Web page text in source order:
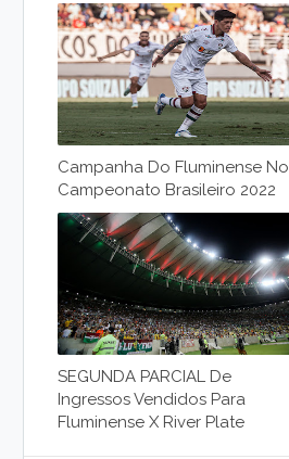
Campanha Do Fluminense No
Campeonato Brasileiro 2022
SEGUNDA PARCIAL De
Ingressos Vendidos Para
Fluminense X River Plate